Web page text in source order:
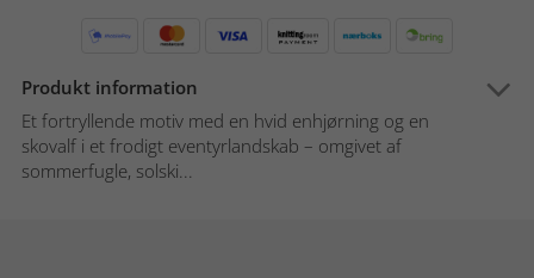
Produkt information
Et fortryllende motiv med en hvid enhjørning og en
skovalf i et frodigt eventyrlandskab – omgivet af
sommerfugle, solski...